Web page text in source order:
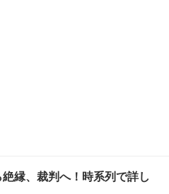
縁、裁判へ！時系列で詳し